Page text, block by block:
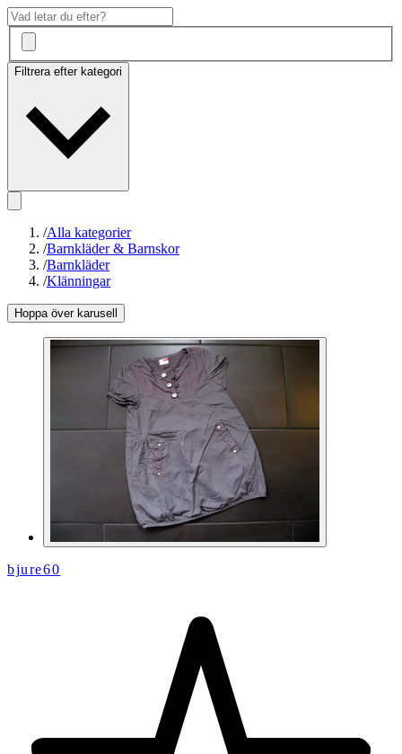
Filtrera efter kategori
/Alla kategorier
/Barnkläder & Barnskor
/Barnkläder
/Klänningar
Hoppa över karusell
bjure60